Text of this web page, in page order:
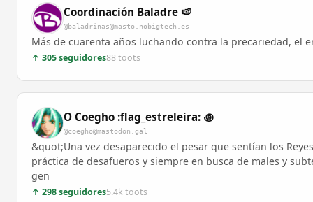
Coordinación Baladre 🍉
@baladrinas@masto.nobigtech.es
Más de cuarenta años luchando contra la precariedad, el
↑ 305 seguidores88 toots
O Coegho :flag_estreleira: ꩜
@coegho@mastodon.gal
&quot;Una vez desaparecido el pesar que sentían los
práctica de desafueros y siempre en busca de males y
gen
↑ 298 seguidores5.4k toots